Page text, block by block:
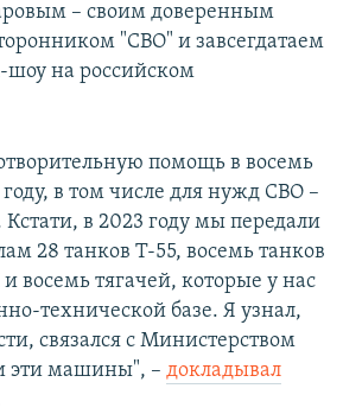
– своим доверенным
"СВО" и завсегдатаем
шоу на российском
помощь в восемь
в том числе для нужд СВО –
в 2023 году мы передали
28 танков Т-55, восемь танков
восемь тягачей, которые у нас
технической базе. Я узнал,
связался с Министерством
эти машины", – докладывал